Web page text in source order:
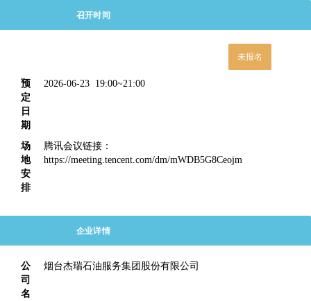
召开时间
预
定
日
期
2026-06-23 19:00~21:00
场
地
安
排
腾讯会议链接：
https://meeting.tencent.com/dm/mWDB5G8Ceojm
企业详情
公
司
名
烟台杰瑞石油服务集团股份有限公司